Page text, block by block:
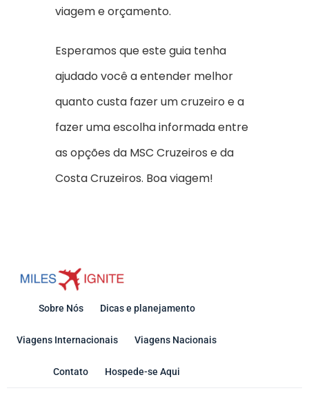
viagem e orçamento.
Esperamos que este guia tenha
ajudado você a entender melhor
quanto custa fazer um cruzeiro e a
fazer uma escolha informada entre
as opções da MSC Cruzeiros e da
Costa Cruzeiros. Boa viagem!
Sobre Nós Dicas e planejamento
Viagens Internacionais Viagens Nacionais
Contato Hospede-se Aqui